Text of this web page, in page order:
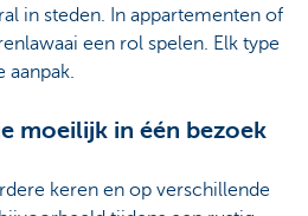
in steden. In appartementen of
een rol spelen. Elk type
aanpak.
moeilijk in één bezoek
keren en op verschillende